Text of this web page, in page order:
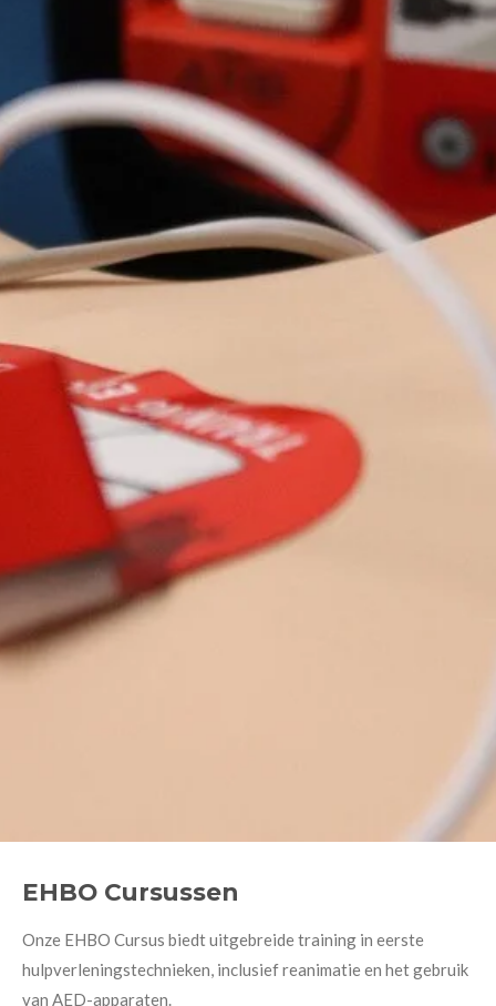
EHBO Cursussen
Onze EHBO Cursus biedt uitgebreide training in eerste
hulpverleningstechnieken, inclusief reanimatie en het gebruik
van AED-apparaten.